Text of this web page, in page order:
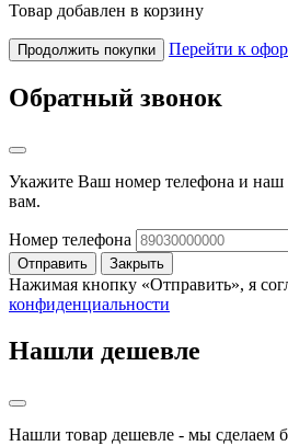
Товар добавлен в корзину
Продолжить покупки Перейти к
Обратный звонок
Укажите Ваш номер телефона и наш
вам.
Номер телефона
Отправить Закрыть
Нажимая кнопку «Отправить», я
конфиденциальности
Нашли дешевле
Нашли товар дешевле - мы сделаем